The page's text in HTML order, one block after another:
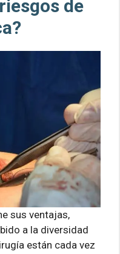
de
sus ventajas,
a la diversidad
están cada vez